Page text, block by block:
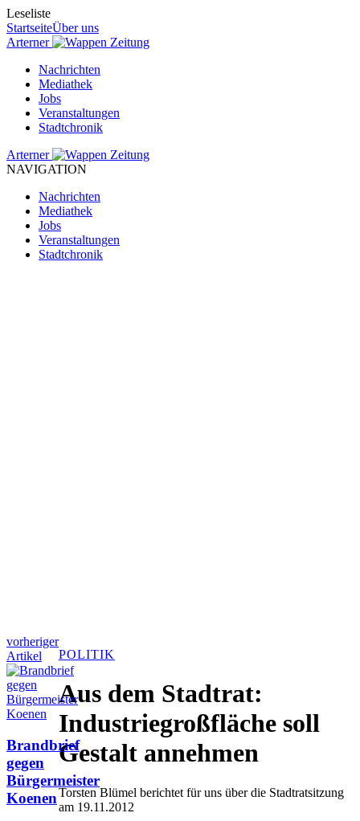
Leseliste
StartseiteÜber uns
Arterner
Zeitung
Nachrichten
Mediathek
Jobs
Veranstaltungen
Stadtchronik
Arterner
Zeitung
NAVIGATION
Nachrichten
Mediathek
Jobs
Veranstaltungen
Stadtchronik
vorheriger
Artikel
Brandbrief
gegen
Bürgermeister
Koenen
POLITIK
Aus dem Stadtrat:
Industriegroßfläche soll
Gestalt annehmen
Torsten Blümel berichtet für uns über die Stadtratsitzung
am 19.11.2012